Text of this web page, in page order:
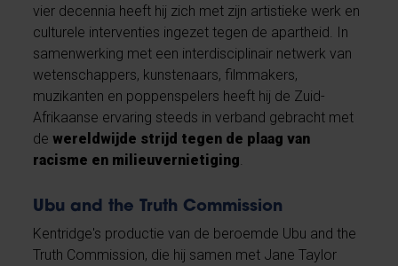
vier decennia heeft hij zich met zijn artistieke werk en
culturele interventies ingezet tegen de apartheid. In
samenwerking met een interdisciplinair netwerk van
wetenschappers, kunstenaars, filmmakers,
muzikanten en poppenspelers heeft hij de Zuid-
Afrikaanse ervaring steeds in verband gebracht met
dewereldwijde strijd tegen de plaag van
racisme en milieuvernietiging.
Ubu and the Truth Commission
Kentridge's productie van de beroemde Ubu and the
Truth Commission, die hij samen met Jane Taylor